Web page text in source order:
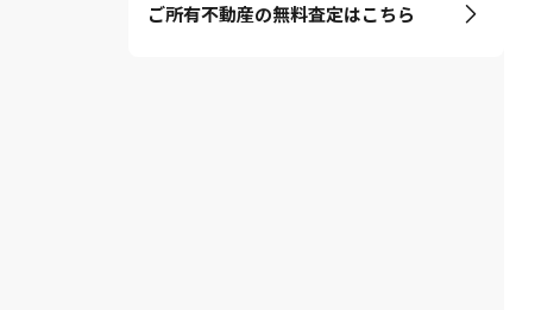
ご所有不動産の無料査定はこちら